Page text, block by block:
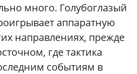
много. Голубоглазый
аппаратную
направлениях, прежде
где тактика
событиям в